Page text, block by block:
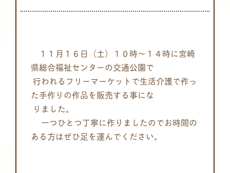
１１月１６日（土）１０時～ １４時に宮崎
県総合福祉センターの交通公園で
行われるフリーマーケットで生活介護で作っ
た手作りの作品を販売する事にな
りました。
一つひとつ丁寧に作りましたのでお時間の
ある方はぜひ足を運んで ください。